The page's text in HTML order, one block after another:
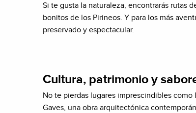
Si te gusta la naturaleza, encontrarás rutas
bonitos de los Pirineos. Y para los más
preservado y espectacular.
Cultura, patrimonio y
No te pierdas lugares imprescindibles
Gaves, una obra arquitectónica